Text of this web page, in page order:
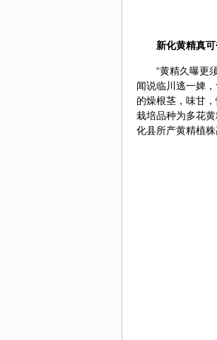
新化黄精真
“黄精久曝更
闻说临川逃一婢
的燥根茎，味甘
栽培品种为多花
化县所产黄精植